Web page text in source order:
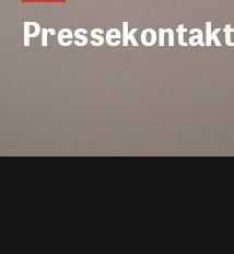
Pressekontakt